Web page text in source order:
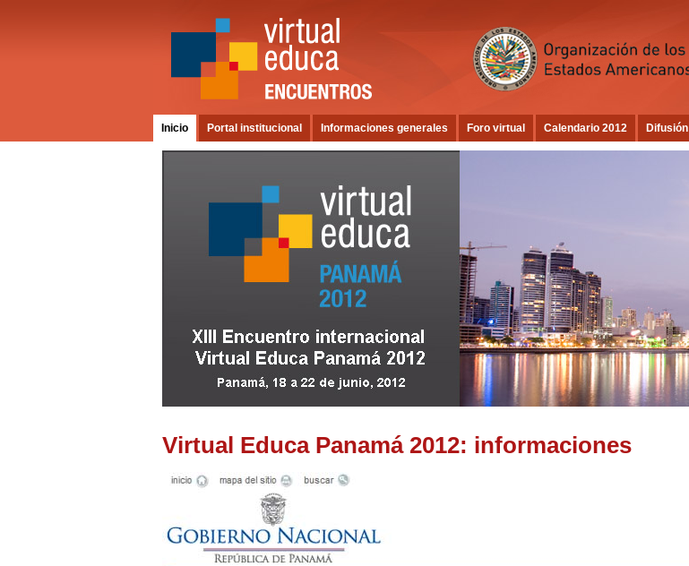
Inicio Portal institucional Informaciones generales Foro virtual Calendario 2012 Difusión
Virtual Educa Panamá 2012: informaciones